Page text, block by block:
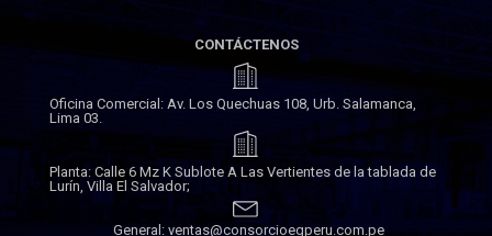
CONTÁCTENOS
Oficina Comercial: Av. Los Quechuas 108, Urb. Salamanca,
Lima 03.
Planta: Calle 6 Mz K Sublote A Las Vertientes de la tablada de
Lurín, Villa El Salvador;
General: ventas@consorcioegperu.com.pe